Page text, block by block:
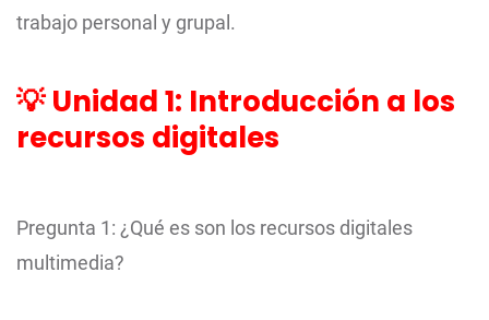
trabajo personal y grupal.
💡 Unidad 1: Introducción a los
recursos digitales
Pregunta 1: ¿Qué es son los recursos digitales
multimedia?